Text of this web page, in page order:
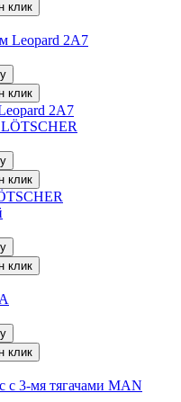
клик
клик
2A7
клик
клик
клик